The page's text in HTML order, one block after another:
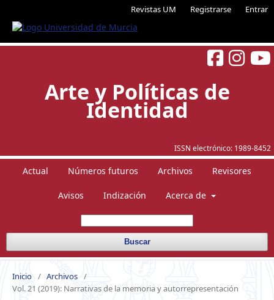
Revistas UM Registrarse Entrar
ISSN electrónico: 1989-8452
Arte y Políticas de
Identidad
Actual Números futuros Archivos Revisores
Avisos Indización Acerca de
Buscar
Inicio / Archivos /
Vol. 21 (2019): Narrativas de la memoria y autorrepresentación